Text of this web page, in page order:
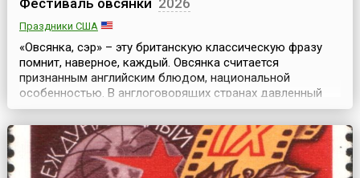
Фестиваль овсянки 2026
Праздники США
«Овсянка, сэр» – эту британскую классическую фразу
помнит, наверное, каждый. Овсянка считается
признанным английским блюдом, национальной
особенностью. В англоговорящих странах давленный
овес (овсяные хлопья) известен под названием
«протестантский овес» (англ. Quakers oats). Так же
называется и каша из хлопьев. Однако не только
туманный Альбион может похвастать своей любовью к
этому замечательному...